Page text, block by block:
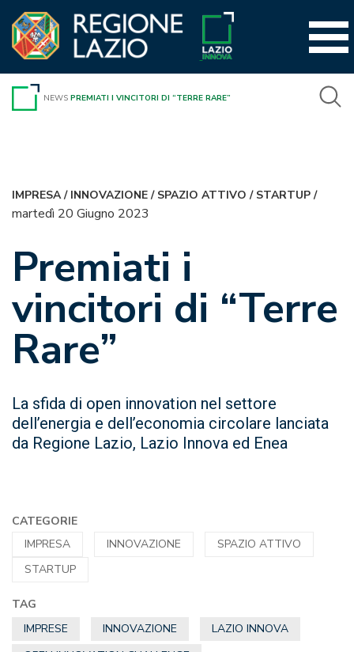
contenuto
NEWS PREMIATI I VINCITORI DI “TERRE RARE”
IMPRESA/ INNOVAZIONE/ SPAZIO ATTIVO / STARTUP/
martedì 20 Giugno 2023
Premiati i
vincitori di “Terre
Rare”
La sfida di open innovation nel settore
dell’energia e dell’economia circolare lanciata
da Regione Lazio, Lazio Innova ed Enea
CATEGORIE
IMPRESA
INNOVAZIONE
SPAZIO ATTIVO
STARTUP
TAG
IMPRESE
INNOVAZIONE
LAZIO INNOVA